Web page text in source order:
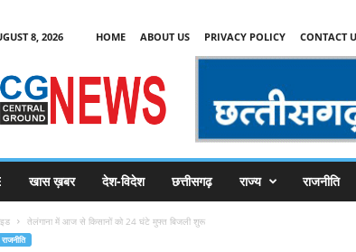
8, 2026 HOME ABOUT US PRIVACY POLICY CONTACT
खास ख़बर देश-विदेश छत्तीसगढ़ राज्य राजनीति
तेलंगाना में आज से किसानों को 24 घंटे मुफ्त बिजली शुरू
राजनीति